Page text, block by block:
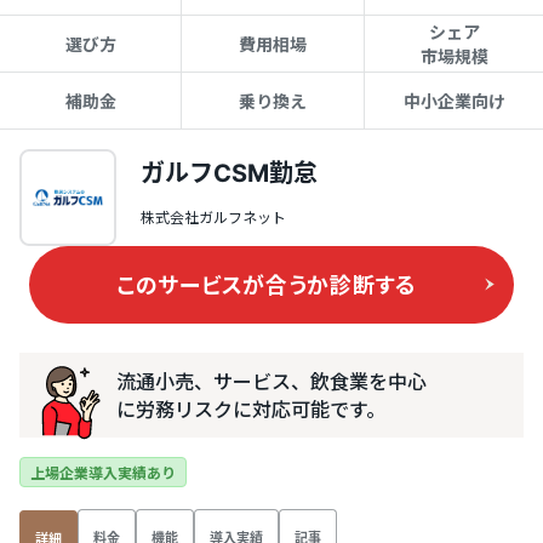
選び方 費用相場
シェア
市場規模
補助金
乗り換え 中小企業向け
ガルフCSM勤怠
株式会社ガルフネット
このサービスが合うか診断する
流通小売、サービス、飲食業を中心
に労務リスクに対応可能です。
上場企業導入実績あり
詳細 料金 機能 導入実績 記事